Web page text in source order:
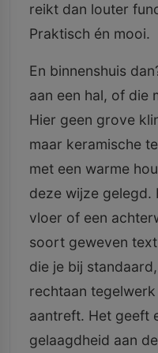
reikt dan louter
Praktisch én mooi.
En binnenshuis
aan een hal, of die
Hier geen grove
maar keramische
met een warme
deze wijze gelegd.
vloer of een
soort geweven
die je bij
rechtaan
aantreft. Het geeft
gelaagdheid aan